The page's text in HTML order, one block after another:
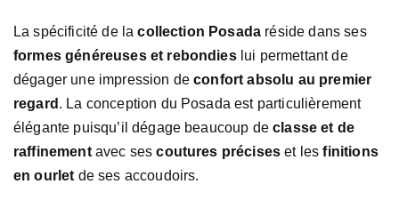
La spécificité de lacollection Posada réside dans ses
formes généreuses et rebondieslui permettant de
dégager une impression deconfort absolu au premier
regard . La conception du Posada est particulièrement
élégante puisqu’il dégage beaucoup declasse et de
raffinementavec sescoutures précises et lesfinitions
en ourlet de ses accoudoirs.